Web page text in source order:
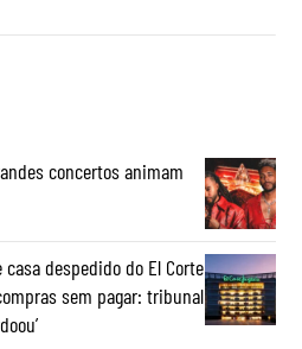
concertos animam
despedido do El Corte
sem pagar: tribunal